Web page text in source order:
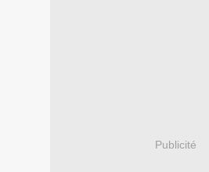
Publicité